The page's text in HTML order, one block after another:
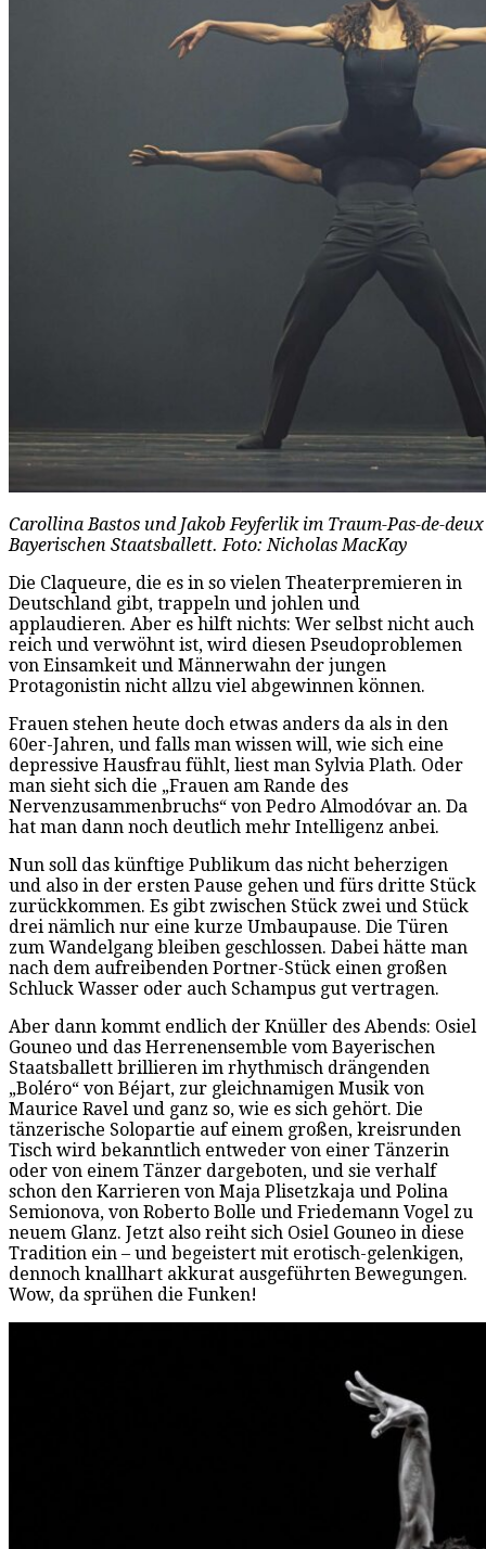
Carollina Bastos und Jakob Feyferlik im Traum-Pas-de-
Bayerischen Staatsballett. Foto: Nicholas MacKay
Die Claqueure, die es in so vielen Theaterpremieren in
Deutschland gibt, trappeln und johlen und
applaudieren. Aber es hilft nichts: Wer selbst nicht auch
reich und verwöhnt ist, wird diesen Pseudoproblemen
von Einsamkeit und Männerwahn der jungen
Protagonistin nicht allzu viel abgewinnen können.
Frauen stehen heute doch etwas anders da als in den
60er-Jahren, und falls man wissen will, wie sich eine
depressive Hausfrau fühlt, liest man Sylvia Plath. Oder
man sieht sich die „Frauen am Rande des
Nervenzusammenbruchs“ von Pedro Almodóvar an. Da
hat man dann noch deutlich mehr Intelligenz anbei.
Nun soll das künftige Publikum das nicht beherzigen
und also in der ersten Pause gehen und fürs dritte Stück
zurückkommen. Es gibt zwischen Stück zwei und Stück
drei nämlich nur eine kurze Umbaupause. Die Türen
zum Wandelgang bleiben geschlossen. Dabei hätte man
nach dem aufreibenden Portner-Stück einen großen
Schluck Wasser oder auch Schampus gut vertragen.
Aber dann kommt endlich der Knüller des Abends: Osiel
Gouneo und das Herrenensemble vom Bayerischen
Staatsballett brillieren im rhythmisch drängenden
„Boléro“ von Béjart, zur gleichnamigen Musik von
Maurice Ravel und ganz so, wie es sich gehört. Die
tänzerische Solopartie auf einem großen, kreisrunden
Tisch wird bekanntlich entweder von einer Tänzerin
oder von einem Tänzer dargeboten, und sie verhalf
schon den Karrieren von Maja Plisetzkaja und Polina
Semionova, von Roberto Bolle und Friedemann Vogel zu
neuem Glanz. Jetzt also reiht sich Osiel Gouneo in diese
Tradition ein – und begeistert mit erotisch-gelenkigen,
dennoch knallhart akkurat ausgeführten Bewegungen.
Wow, da sprühen die Funken!